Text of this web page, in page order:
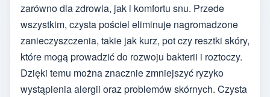
zarówno dla zdrowia, jak i komfortu snu. Przede
wszystkim, czysta pościel eliminuje nagromadzone
zanieczyszczenia, takie jak kurz, pot czy resztki skóry,
które mogą prowadzić do rozwoju bakterii i roztoczy.
Dzięki temu można znacznie zmniejszyć ryzyko
wystąpienia alergii oraz problemów skórnych. Czysta